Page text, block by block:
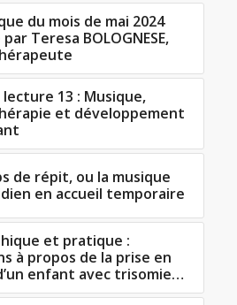
du mois de mai 2024
Teresa BOLOGNESE,
lecture 13 : Musique,
et développement
de répit, ou la musique
en accueil temporaire
et pratique :
à propos de la prise en
enfant avec trisomie…